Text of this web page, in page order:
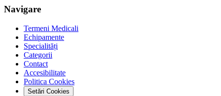
Navigare
Termeni Medicali
Echipamente
Specialități
Categorii
Contact
Accesibilitate
Politica Cookies
Setări Cookies